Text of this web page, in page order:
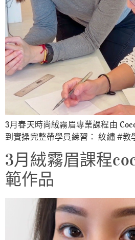
3月春天時尚絨霧眉專業課程由
到實操完整帶學員練習： 紋繡 #
3月絨霧眉課程
範作品